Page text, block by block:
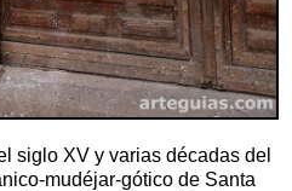
siglo XV y varias décadas del
mudéjar-gótico de Santa